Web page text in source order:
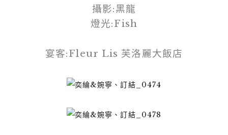
攝影:黑龍
燈光:Fish
宴客:Fleur Lis 芙洛麗大飯店